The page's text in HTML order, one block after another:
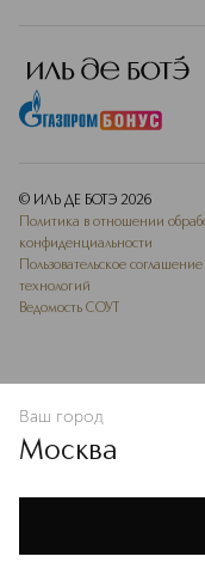
Политике
© ИЛЬ ДЕ БОТЭ 2026
Политика в отношении
конфиденциальности
Пользовательское
технологий
Ведомость СОУТ
Ваш город
Москва